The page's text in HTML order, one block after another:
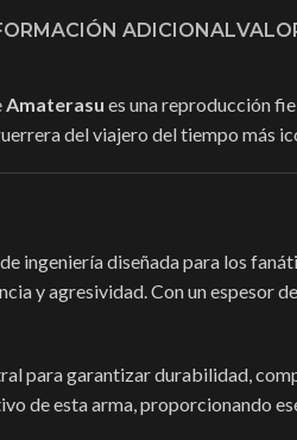
ADICIONAL
Amaterasu es una reproducción
del viajero del tiempo más
ingeniería diseñada para los
y agresividad. Con un espesor
para garantizar durabilidad,
de esta arma, proporcionando